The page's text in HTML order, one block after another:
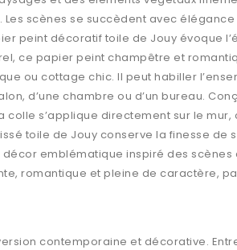
scènes se succèdent avec élégance
peint décoratif toile de Jouy évoque
ce papier peint champêtre et
ou cottage chic. Il peut habiller
d’une chambre ou d’un bureau.
s’applique directement sur le mur,
toile de Jouy conserve la finesse de
emblématique inspiré des scènes
romantique et pleine de caractère,
contemporaine et décorative.